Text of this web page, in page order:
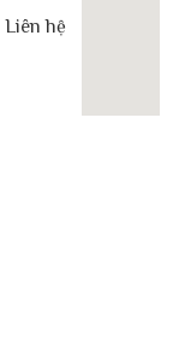
Liên hệ